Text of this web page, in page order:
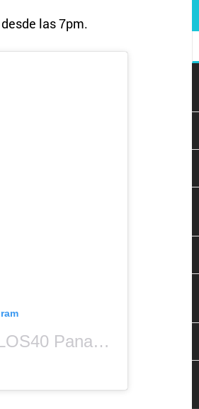
las 7pm.
Una publicación compartida por LOS40 Panamá (@los40panama)